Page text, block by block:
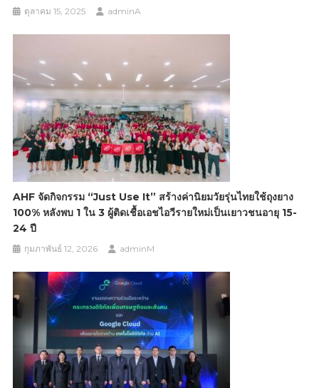
ตุลาคม 15, 2025 adminA
AHF จัดกิจกรรม “Just Use It” สร้างค่านิยมวัยรุ่นไทยใช้ถุงยาง
100% หลังพบ 1 ใน 3 ผู้ติดเชื้อเอชไอวีรายใหม่เป็นเยาวชนอายุ 15-
24 ปี
กุมภาพันธ์ 12, 2026 adminM